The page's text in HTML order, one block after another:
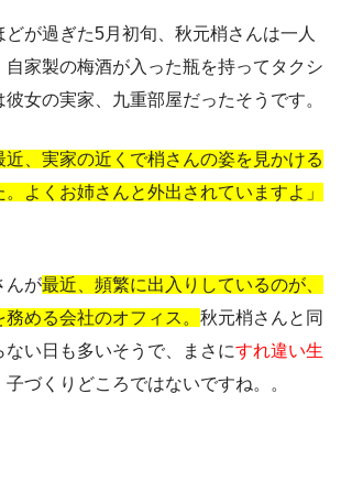
が過ぎた5月初旬、秋元梢さんは一人
自家製の梅酒が入った瓶を持ってタクシ
女の実家、九重部屋だったそうです。
近、実家の近くで梢さんの姿を見かける
よくお姉さんと外出されていますよ」
んが最近、頻繁に出入りしているのが、
める会社のオフィス。 秋元梢さんと同
ない日も多いそうで、まさにすれ違い生
づくりどころではないですね。。